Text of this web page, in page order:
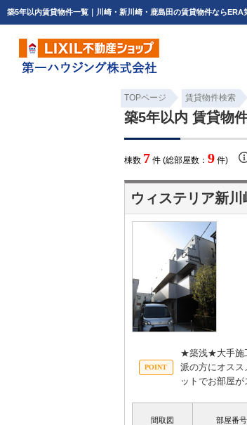
築5年以内賃貸物件一覧｜川崎・新川崎・鹿島田の賃貸物件ならERA
TOPページ 賃貸物件検索
築5年以内 賃貸物
棟数 7 件 (総部屋数： 9 件)
ウィステリア新川
★築浅★大手施
派の方にオス
ットでお部屋
間取図 部屋番号